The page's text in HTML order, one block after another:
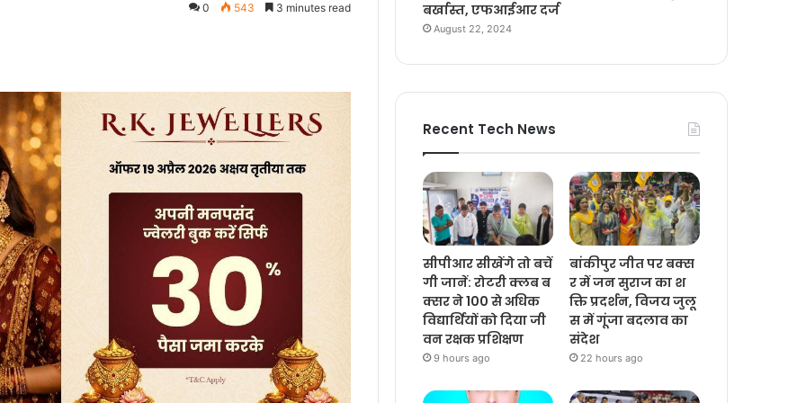
0 543 3 minutes read
बर्खास्त, एफआईआर दर्ज
August 22, 2024
Recent Tech News
सीपीआर सीखेंगे तो बचें
गी जानें: रोटरी क्लब ब
क्सर ने 100 से अधिक
विद्यार्थियों को दिया जी
वन रक्षक प्रशिक्षण
9 hours ago
बांकीपुर जीत पर बक्स
र में जन सुराज का श
क्ति प्रदर्शन, विजय जुलू
स में गूंजा बदलाव का
संदेश
22 hours ago